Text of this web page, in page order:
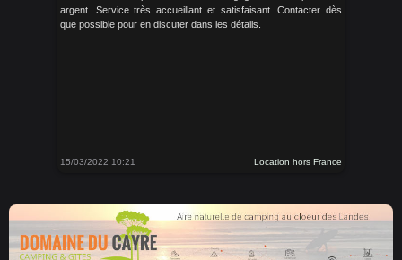
argent. Service très accueillant et satisfaisant. Contacter dès
que possible pour en discuter dans les détails.
15/03/2022 10:21 Location hors France